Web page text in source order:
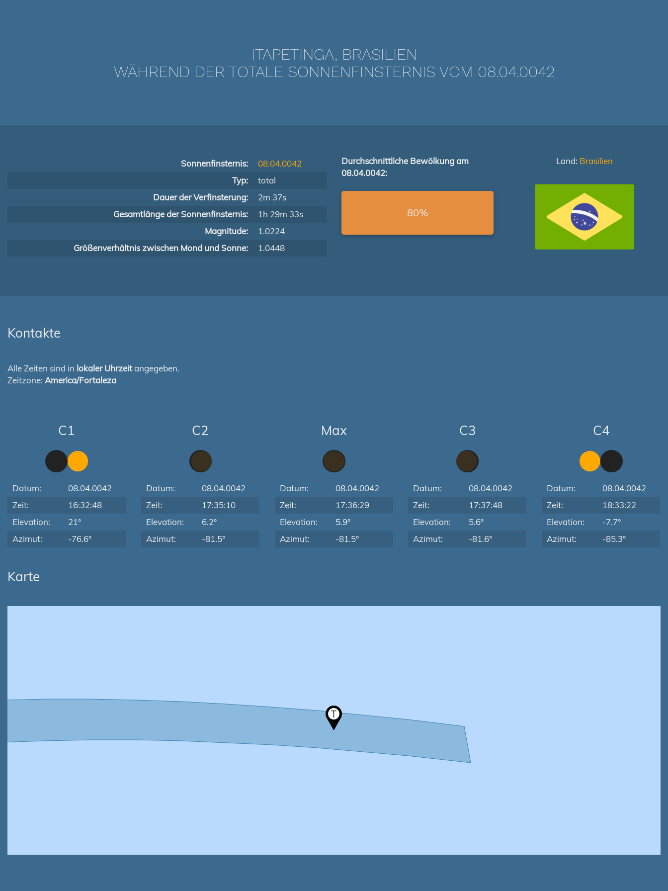
ITAPETINGA, BRASILIEN
WÄHREND DER TOTALE SONNENFINSTERNIS VOM 08.04.0042
Sonnenfinsternis:
08.04.0042
Typ:
total
Dauer der Verfinsterung:
2m 37s
Gesamtlänge der Sonnenfinsternis:
1h 29m 33s
Magnitude:
1.0224
Größenverhältnis zwischen Mond und Sonne:
1.0448
Durchschnittliche Bewölkung am
08.04.0042:
80%
Land: Brasilien
Kontakte
Alle Zeiten sind in lokaler Uhrzeitangegeben.
Zeitzone: America/Fortaleza
C1
Datum:
08.04.0042
Zeit:
16:32:48
Elevation:
21°
Azimut:
-76.6°
C2
Datum:
08.04.0042
Zeit:
17:35:10
Elevation:
6.2°
Azimut:
-81.5°
Max
Datum:
08.04.0042
Zeit:
17:36:29
Elevation:
5.9°
Azimut:
-81.5°
C3
Datum:
08.04.0042
Zeit:
17:37:48
Elevation:
5.6°
Azimut:
-81.6°
C4
Datum:
08.04.0042
Zeit:
18:33:22
Elevation:
-7.7°
Azimut:
-85.3°
Karte